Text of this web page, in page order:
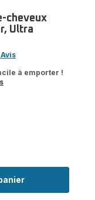
cheveux
Ultra
à emporter !